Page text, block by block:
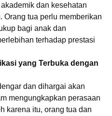
dan kesehatan
Orang tua perlu memberikan
bagi anak dan
terhadap prestasi
yang Terbuka dengan
dan dihargai akan
mengungkapkan perasaan
karena itu, orang tua dan